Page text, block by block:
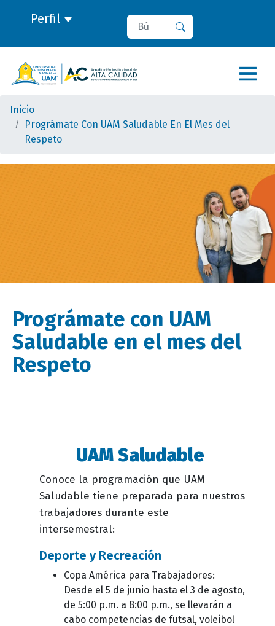
Perfil Buscar
Inicio
Prográmate Con UAM Saludable En El Mes del
Respeto
Prográmate con UAM
Saludable en el mes del
Respeto
DescripciónUAM Saludable
Conoce la programación que UAM
Saludable tiene preparada para nuestros
trabajadores durante este
intersemestral:
Deporte y Recreación
Copa América para Trabajadores:
Desde el 5 de junio hasta el 3 de agosto,
de 5:00 p.m. a 8:00 p.m., se llevarán a
cabo competencias de futsal, voleibol